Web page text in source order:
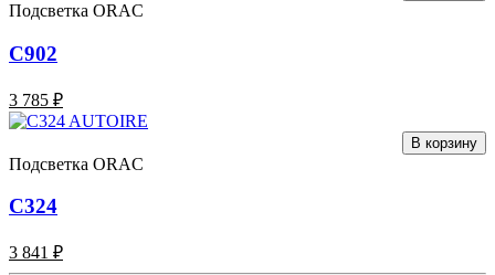
Подсветка ORAC
C902
3 785 ₽
В корзину
Подсветка ORAC
C324
3 841 ₽